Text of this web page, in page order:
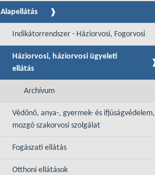
Alapellátás
Indikátorrendszer - Háziorvosi, Fogorvosi
Háziorvosi, háziorvosi ügyeleti
ellátás
Archívum
Védőnő, anya-, gyermek- és ifjúságvédelem,
mozgó szakorvosi szolgálat
Fogászati ellátás
Otthoni ellátások